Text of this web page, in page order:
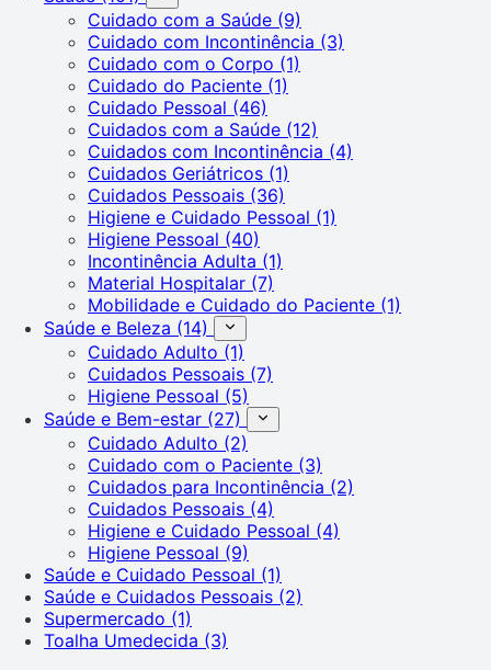
Cuidado com a Saúde (9)
Cuidado com Incontinência (3)
Cuidado com o Corpo (1)
Cuidado do Paciente (1)
Cuidado Pessoal (46)
Cuidados com a Saúde (12)
Cuidados com Incontinência (4)
Cuidados Geriátricos (1)
Cuidados Pessoais (36)
Higiene e Cuidado Pessoal (1)
Higiene Pessoal (40)
Incontinência Adulta (1)
Material Hospitalar (7)
Mobilidade e Cuidado do Paciente (1)
Saúde e Beleza (14)
Cuidado Adulto (1)
Cuidados Pessoais (7)
Higiene Pessoal (5)
Saúde e Bem-estar (27)
Cuidado Adulto (2)
Cuidado com o Paciente (3)
Cuidados para Incontinência (2)
Cuidados Pessoais (4)
Higiene e Cuidado Pessoal (4)
Higiene Pessoal (9)
Saúde e Cuidado Pessoal (1)
Saúde e Cuidados Pessoais (2)
Supermercado (1)
Toalha Umedecida (3)